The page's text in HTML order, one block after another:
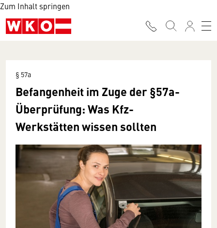
Zum Inhalt springen
§ 57a
Befangenheit im Zuge der §57a-
Überprüfung: Was Kfz-
Werkstätten wissen sollten